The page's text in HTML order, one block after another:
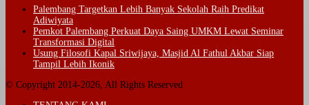
Palembang Targetkan Lebih Banyak Sekolah Raih Predikat
Adiwiyata
Pemkot Palembang Perkuat Daya Saing UMKM Lewat Seminar
Transformasi Digital
Usung Filosofi Kapal Sriwijaya, Masjid Al Fathul Akbar Siap
Tampil Lebih Ikonik
© Copyright 2014-2026, All Rights Reserved